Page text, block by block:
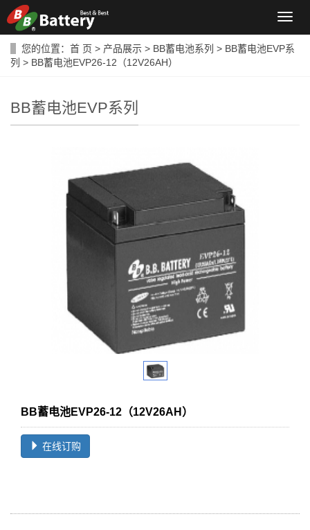
导
菜
您的位置： 首 页 > 产品展示 > BB蓄电池系列 > BB蓄电池EVP系
列 > BB蓄电池EVP26-12（12V26AH）
BB蓄电池EVP系列
BB蓄电池EVP26-12（12V26AH）
在线订购